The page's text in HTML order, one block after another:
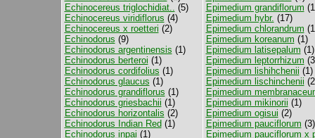
Echinocereus triglochidiat.. (5)
Echinocereus viridiflorus (4)
Echinocereus x roetteri (2)
Echinodorus (9)
Echinodorus argentinensis (1)
Echinodorus berteroi (1)
Echinodorus cordifolius (1)
Echinodorus glaucus (1)
Echinodorus grandiflorus (1)
Echinodorus griesbachii (1)
Echinodorus horizontalis (2)
Echinodorus Indian Red (1)
Echinodorus inpai (1)
Epimedium grandiflorum
Epimedium hybr. (17)
Epimedium chlorandrum
Epimedium koreanum (1)
Epimedium latisepalum (1)
Epimedium leptorrhizum
Epimedium lishihchenii (1)
Epimedium lischinchenii
Epimedium
Epimedium mikinorii (1)
Epimedium ogisui (2)
Epimedium pauciflorum (3)
Epimedium pauciflorum x